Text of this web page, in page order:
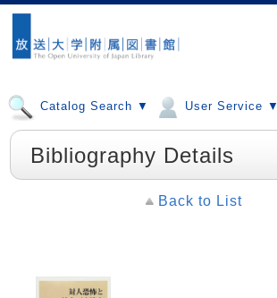
Catalog Search ▼ User Service ▼
Bibliography Details
Back to List